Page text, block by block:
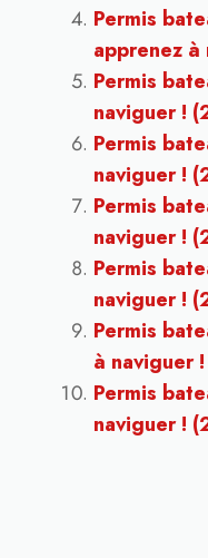
Permis
apprenez
Permis
naviguer !
Permis
naviguer !
Permis
naviguer !
Permis
naviguer !
Permis
à naviguer
Permis
naviguer !